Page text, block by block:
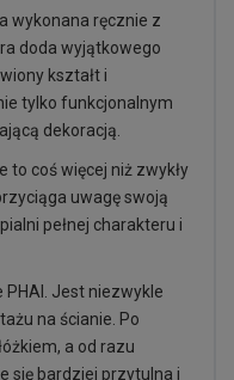
wykonana ręcznie z
doda wyjątkowego
kształt i
tylko funkcjonalnym
dekoracją.
to coś więcej niż zwykły
uwagę swoją
pełnej charakteru i
Jest niezwykle
na ścianie. Po
a od razu
się bardziej przytulna i